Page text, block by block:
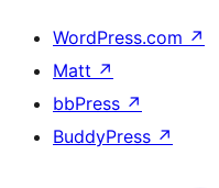
WordPress.com ↗
Matt ↗
bbPress ↗
BuddyPress ↗